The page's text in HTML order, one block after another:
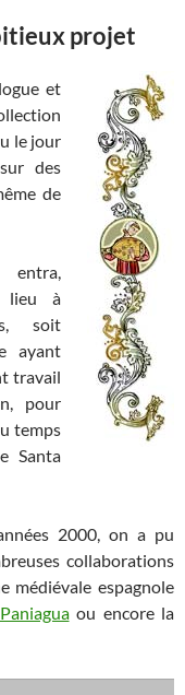
projet
et
le jour
des
de
entra,
lieu à
soit
ayant
travail
pour
temps
Santa
2000, on a pu
collaborations
médiévale espagnole
ou encore la